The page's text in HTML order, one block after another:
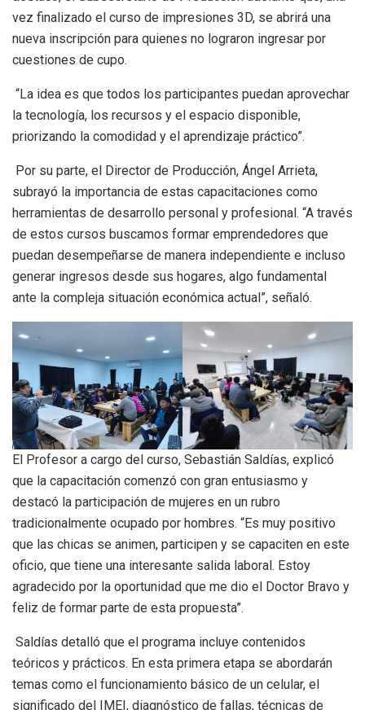
vez finalizado el curso de impresiones 3D, se abrirá una
nueva inscripción para quienes no lograron ingresar por
cuestiones de cupo.
“La idea es que todos los participantes puedan aprovechar
la tecnología, los recursos y el espacio disponible,
priorizando la comodidad y el aprendizaje práctico”.
Por su parte, el Director de Producción, Ángel Arrieta,
subrayó la importancia de estas capacitaciones como
herramientas de desarrollo personal y profesional. “A través
de estos cursos buscamos formar emprendedores que
puedan desempeñarse de manera independiente e incluso
generar ingresos desde sus hogares, algo fundamental
ante la compleja situación económica actual”, señaló.
El Profesor a cargo del curso, Sebastián Saldías, explicó
que la capacitación comenzó con gran entusiasmo y
destacó la participación de mujeres en un rubro
tradicionalmente ocupado por hombres. “Es muy positivo
que las chicas se animen, participen y se capaciten en este
oficio, que tiene una interesante salida laboral. Estoy
agradecido por la oportunidad que me dio el Doctor Bravo y
feliz de formar parte de esta propuesta”.
Saldías detalló que el programa incluye contenidos
teóricos y prácticos. En esta primera etapa se abordarán
temas como el funcionamiento básico de un celular, el
significado del IMEI, diagnóstico de fallas, técnicas de